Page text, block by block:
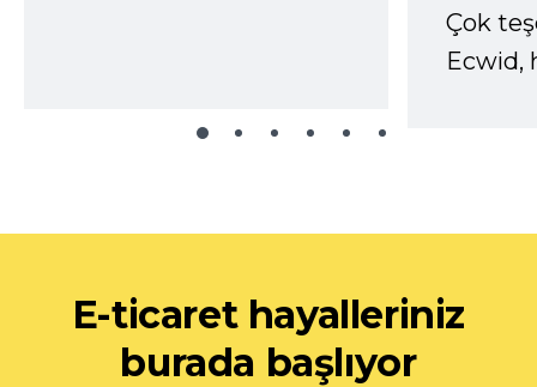
Çok
Ecwid,
E-ticaret hayalleriniz
burada başlıyor